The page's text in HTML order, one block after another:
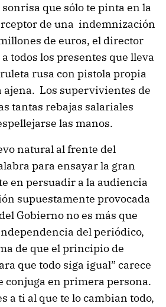
sonrisa que sólo te pinta en la
de una indemnización
de euros, el director
todos los presentes que lleva
rusa con pistola propia
ajena. Los supervivientes de
tantas rebajas salariales
las manos.
natural al frente del
para ensayar la gran
en persuadir a la audiencia
supuestamente provocada
Gobierno no es más que
del periódico,
de que el principio de
que todo siga igual” carece
conjuga en primera persona.
a ti al que te lo cambian todo,